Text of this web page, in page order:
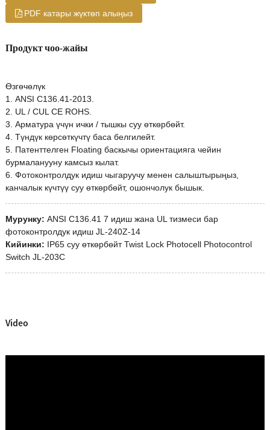
PDF катары жүктөп алыңыз
Продукт чоо-жайы
Өзгөчөлүк
1. ANSI C136.41-2013.
2. UL / CUL CE ROHS.
3. Арматура үчүн ички / тышкы суу өткөрбөйт.
4. Түндүк көрсөткүчтү баса белгилейт.
5. Патенттелген Floating баскычы ориентацияга чейин
бурмаланууну камсыз кылат.
6. Фотоконтролдук идиш чыгаруучу менен салыштырыңыз,
канчалык күчтүү суу өткөрбөйт, ошончолук бышык.
Мурунку: ANSI C136.41 7 идиш жана UL тизмеси бар
фотоконтролдук идиш JL-240Z-14
Кийинки: IP65 суу өткөрбөйт Twist Lock Photocell Photocontrol
Switch JL-203C
Video